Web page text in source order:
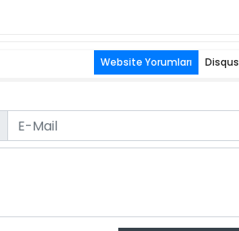
Website Yorumları Disqus